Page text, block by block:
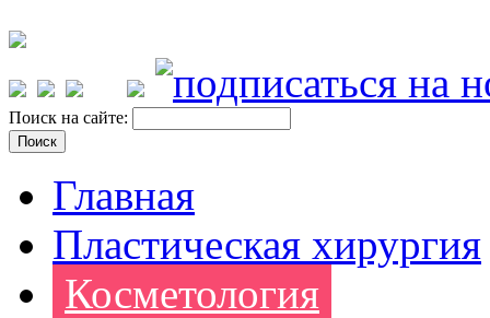
Поиск на сайте:
Главная
Пластическая хирургия
Косметология